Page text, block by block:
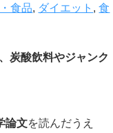
食品, ダイエット ,食
炭酸飲料やジャンク
論文を読んだうえ